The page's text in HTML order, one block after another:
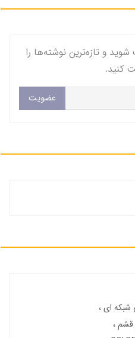
و تازه‌ترین نوشته‌ها را
کنید.
عضویت
شبکه ای
قشم